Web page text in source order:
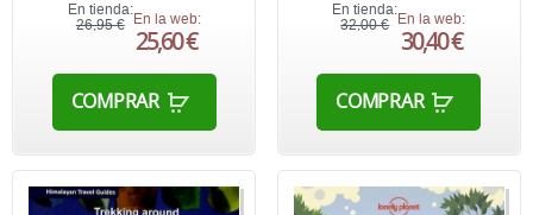
En tienda:
26,95 € En la web:
25,60 €
COMPRAR
En tienda:
32,00 €
En la web:
30,40 €
COMPRAR